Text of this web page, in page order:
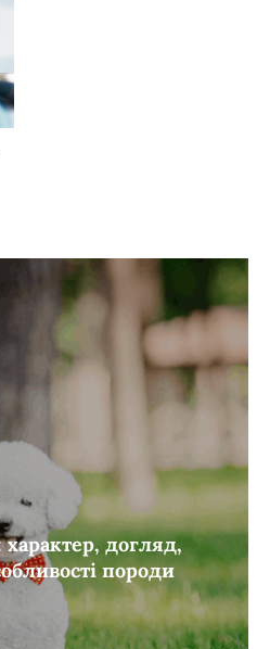
догляд,
породи